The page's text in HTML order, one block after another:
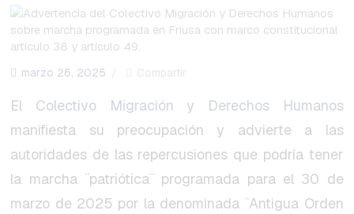
CONTACTO
marzo 26, 2025 Compartir
El Colectivo Migración y Derechos Humanos
manifiesta su preocupación y advierte a las
autoridades de las repercusiones que podría tener
la marcha ¨patriótica¨ programada para el 30 de
marzo de 2025 por la denominada ¨Antigua Orden